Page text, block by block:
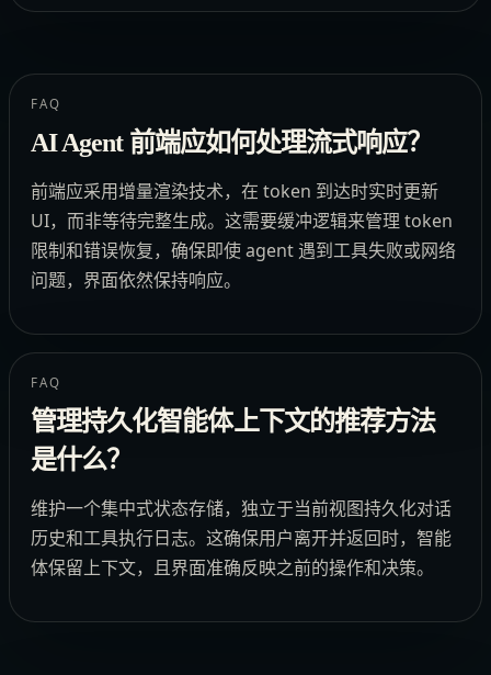
FAQ
AI Agent 前端应如何处理流式响应？
前端应采用增量渲染技术，在 token 到达时实时更新
UI，而非等待完整生成。这需要缓冲逻辑来管理 token
限制和错误恢复，确保即使 agent 遇到工具失败或网络
问题，界面依然保持响应。
FAQ
管理持久化智能体上下文的推荐方法
是什么？
维护一个集中式状态存储，独立于当前视图持久化对话
历史和工具执行日志。这确保用户离开并返回时，智能
体保留上下文，且界面准确反映之前的操作和决策。